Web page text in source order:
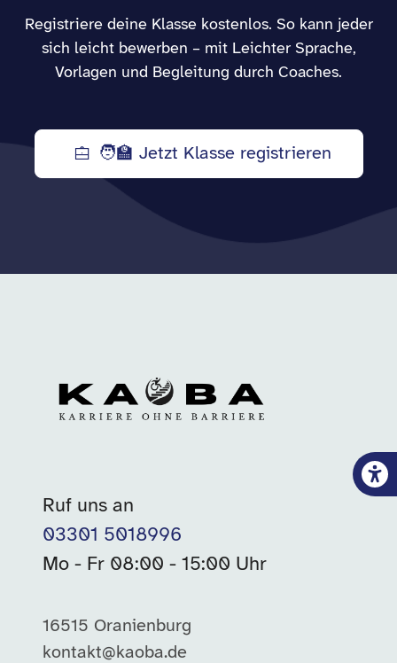
Registriere deine Klasse kostenlos. So kann jeder
sich leicht bewerben – mit Leichter Sprache,
Vorlagen und Begleitung durch Coaches.
🧑‍🏫 Jetzt Klasse registrieren
Ruf uns an
03301 5018996
Mo - Fr 08:00 - 15:00 Uhr
16515 Oranienburg
kontakt@kaoba.de